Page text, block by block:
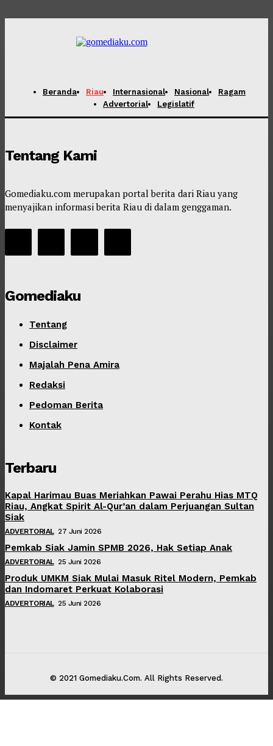
Beranda Riau Internasional Nasional
Ragam
Advertorial
Legislatif
Tentang Kami
Gomediaku.com merupakan portal berita dari Riau yang
menyajikan informasi berita Riau di dalam genggaman.
Gomediaku
Tentang
Disclaimer
Majalah Pena Amira
Redaksi
Pedoman Berita
Kontak
Terbaru
Kapal Harimau Buas Meriahkan Pawai Perahu Hias MTQ
Riau, Angkat Spirit Al-Qur’an dalam Perjuangan Sultan
Siak
ADVERTORIAL 27 Juni 2026
Pemkab Siak Jamin SPMB 2026, Hak Setiap Anak
ADVERTORIAL 25 Juni 2026
Produk UMKM Siak Mulai Masuk Ritel Modern, Pemkab
dan Indomaret Perkuat Kolaborasi
ADVERTORIAL 25 Juni 2026
© 2021 Gomediaku.Com. All Rights Reserved.